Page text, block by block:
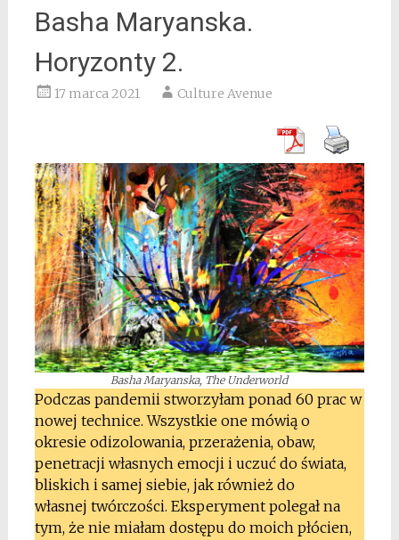
Basha Maryanska.
Horyzonty 2.
17 marca 2021 Culture Avenue
Basha Maryanska, The Underworld
Podczas pandemii stworzyłam ponad 60 prac w
nowej technice. Wszystkie one mówią o
okresie odizolowania, przerażenia, obaw,
penetracji własnych emocji i uczuć do świata,
bliskich i samej siebie, jak również do
własnej twórczości. Eksperyment polegał na
tym, że nie miałam dostępu do moich płócien,